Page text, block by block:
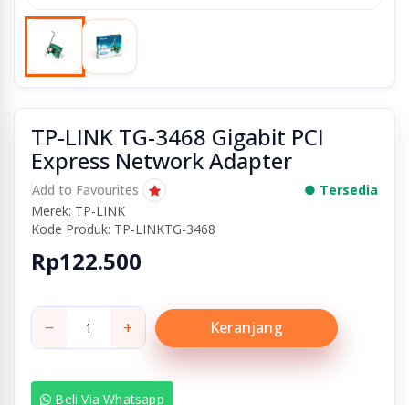
TP-LINK TG-3468 Gigabit PCI
Express Network Adapter
Add to Favourites
● Tersedia
Merek: TP-LINK
Kode Produk: TP-LINKTG-3468
Rp122.500
− + Keranjang
Beli Via Whatsapp